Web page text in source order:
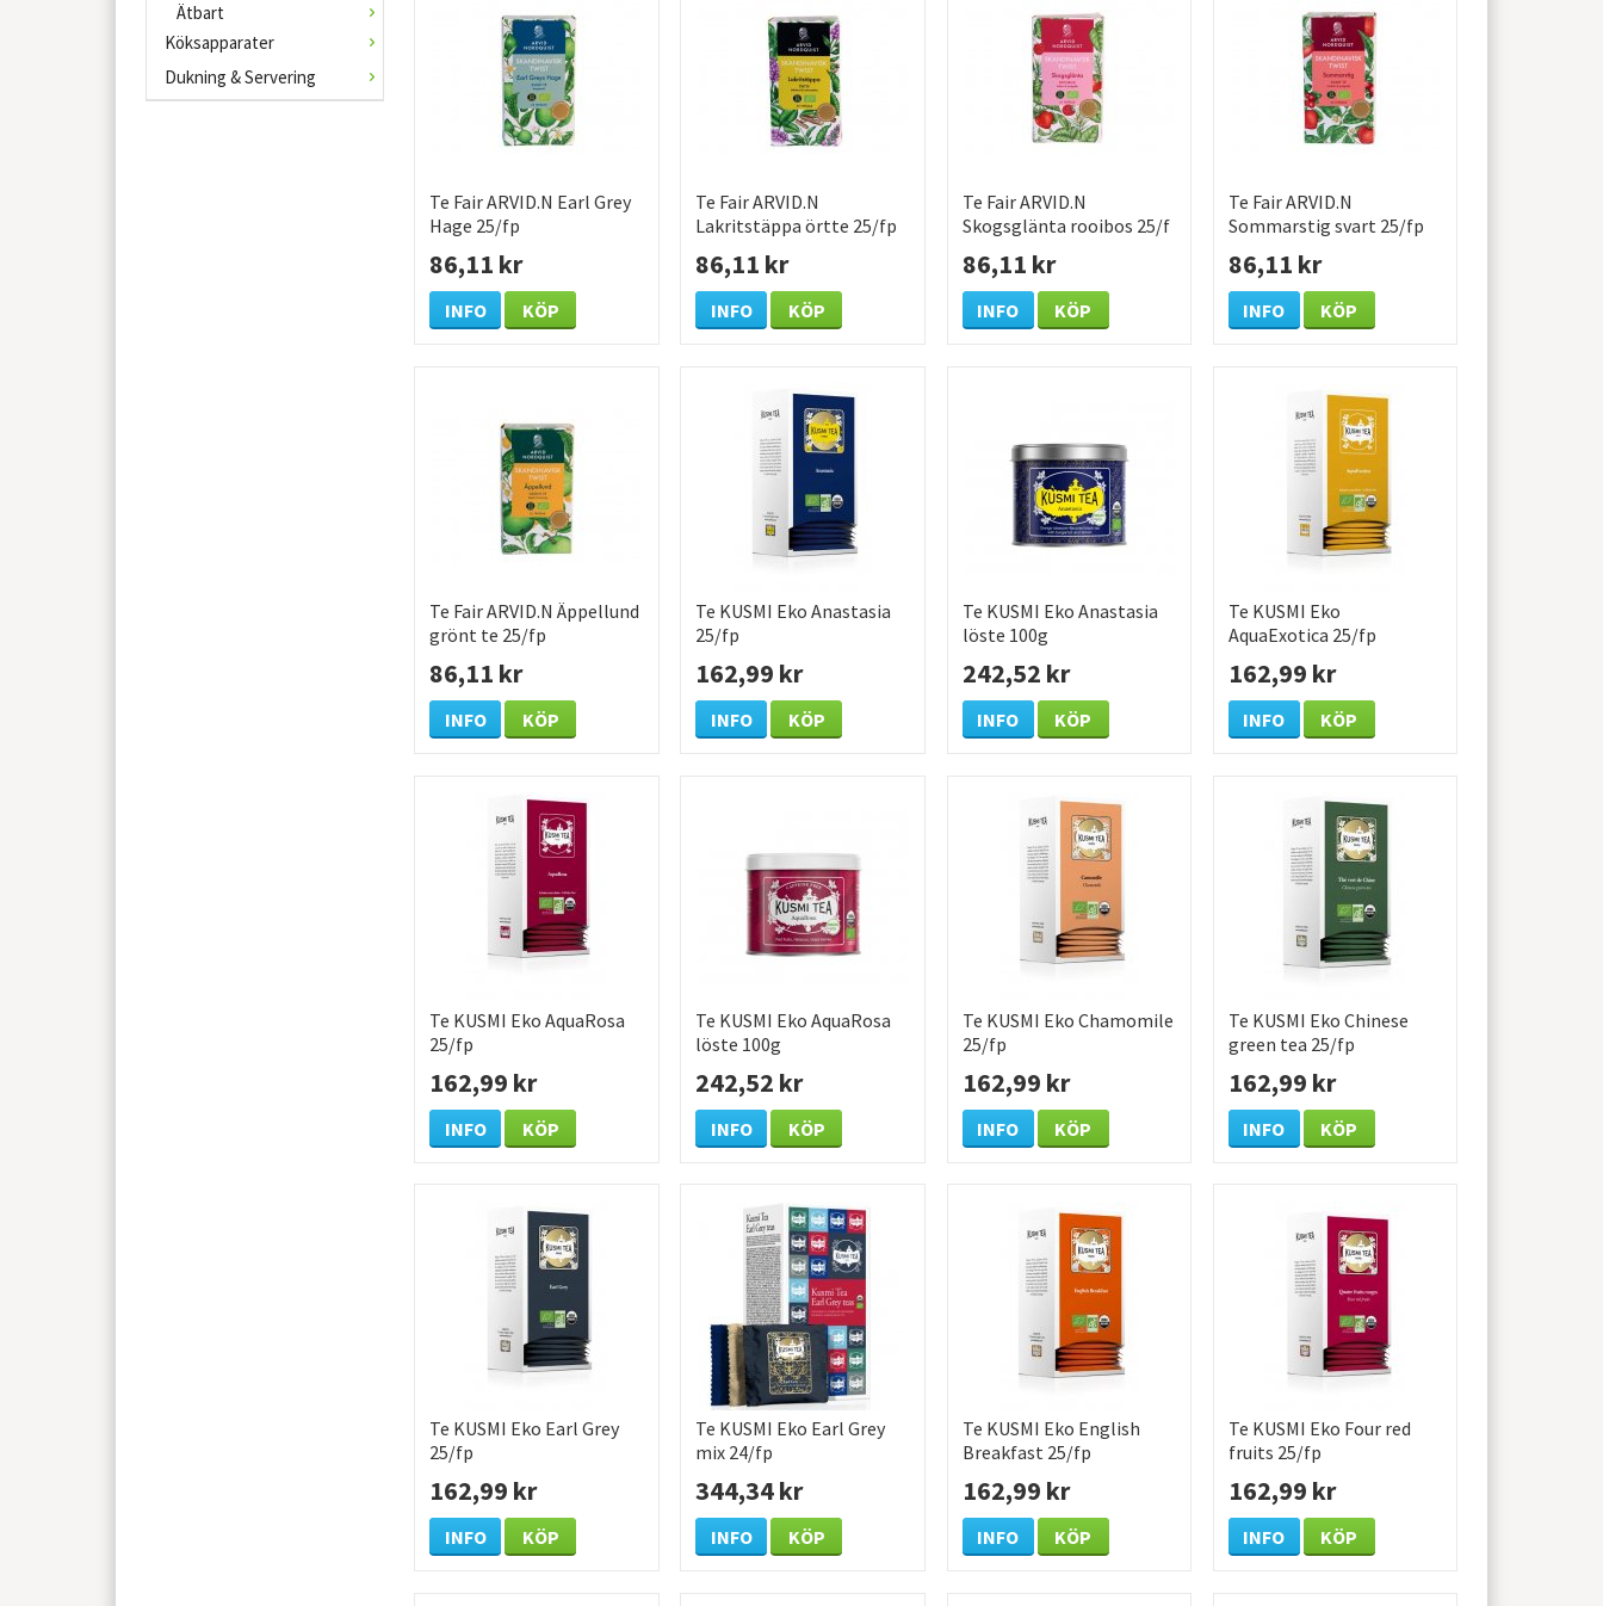
Ätbart
Köksapparater
Dukning & Servering
Te Fair ARVID.N Earl Grey
Hage 25/fp
86,11 kr
INFO KÖP
Te Fair ARVID.N
Lakritstäppa örtte 25/fp
86,11 kr
INFO KÖP
Te Fair ARVID.N
Skogsglänta rooibos 25/f
86,11 kr
INFO KÖP
Te Fair ARVID.N
Sommarstig svart 25/fp
86,11 kr
INFO KÖP
Te Fair ARVID.N Äppellund
grönt te 25/fp
86,11 kr
INFO KÖP
Te KUSMI Eko Anastasia
25/fp
162,99 kr
INFO KÖP
Te KUSMI Eko Anastasia
löste 100g
242,52 kr
INFO KÖP
Te KUSMI Eko
AquaExotica 25/fp
162,99 kr
INFO KÖP
Te KUSMI Eko AquaRosa
25/fp
162,99 kr
INFO KÖP
Te KUSMI Eko AquaRosa
löste 100g
242,52 kr
INFO KÖP
Te KUSMI Eko Chamomile
25/fp
162,99 kr
INFO KÖP
Te KUSMI Eko Chinese
green tea 25/fp
162,99 kr
INFO KÖP
Te KUSMI Eko Earl Grey
25/fp
162,99 kr
INFO KÖP
Te KUSMI Eko Earl Grey
mix 24/fp
344,34 kr
INFO KÖP
Te KUSMI Eko English
Breakfast 25/fp
162,99 kr
INFO KÖP
Te KUSMI Eko Four red
fruits 25/fp
162,99 kr
INFO KÖP